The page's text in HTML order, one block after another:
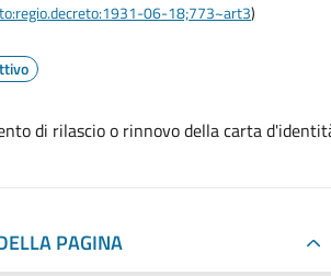
06-18;773~art3)
di rilascio o rinnovo della carta
PAGINA